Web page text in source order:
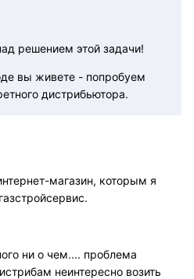
решением этой задачи!
вы живете - попробуем
дистрибьютора.
магазин, которым я
ни о чем.... проблема
неинтересно возить